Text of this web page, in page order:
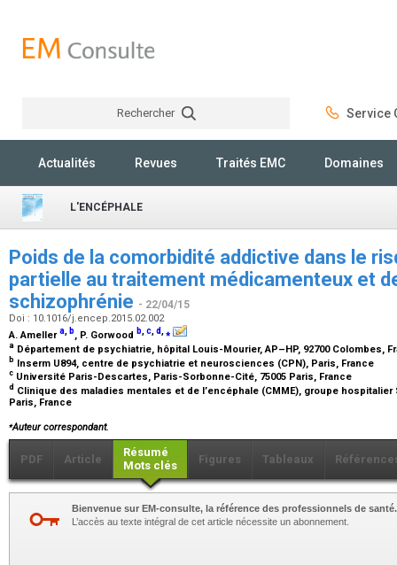
Rechercher Service
Actualités Revues Traités EMC Domaines
L'ENCÉPHALE
Poids de la comorbidité addictive dans le
partielle au traitement médicamenteux et
schizophrénie - 22/04/15
Doi : 10.1016/j.encep.2015.02.002
A. Amellera, b, P. Gorwood b,c,d,⁎
a Département de psychiatrie, hôpital Louis-Mourier, AP–HP, 92700 Colombes,
b Inserm U894, centre de psychiatrie et neurosciences (CPN), Paris, France
c Université Paris-Descartes, Paris-Sorbonne-Cité, 75005 Paris, France
d Clinique des maladies mentales et de l’encéphale (CMME), groupe hospitalier
Paris, France
⁎Auteur correspondant.
PDF Article
Résumé
Mots clés
Figures Tableaux
Bienvenue sur EM-consulte, la référence des professionnels de santé.
L’accès au texte intégral de cet article nécessite un abonnement.